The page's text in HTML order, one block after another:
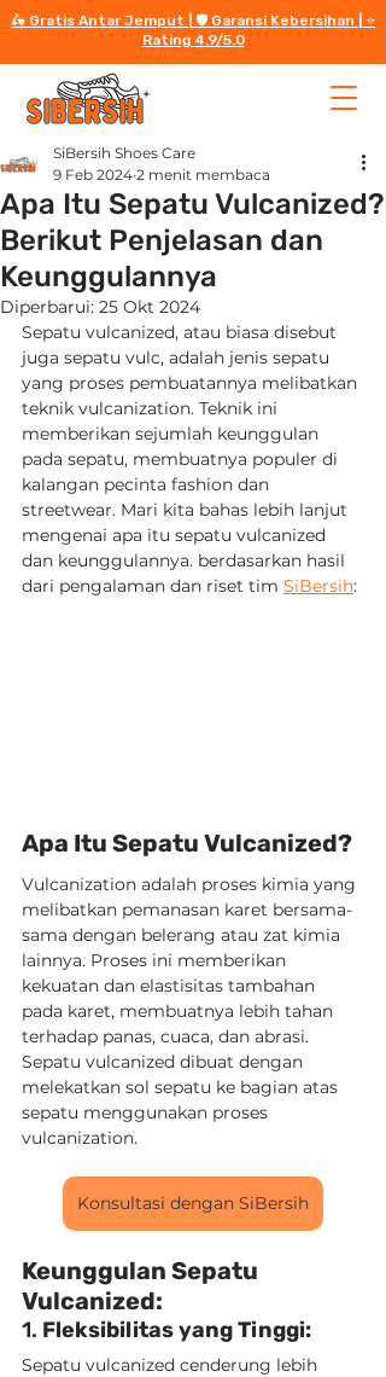
🛵 Gratis Antar Jemput | 🛡️ Garansi Kebersihan | ⭐️
Rating 4.9/5.0
Apa Itu Sepatu Vulcanized?
Berikut Penjelasan dan
Keunggulannya
SiBersih Shoes Care
9 Feb 2024 2 menit membaca
Diperbarui: 25 Okt 2024
Sepatu vulcanized, atau biasa disebut
juga sepatu vulc, adalah jenis sepatu
yang proses pembuatannya melibatkan
teknik vulcanization. Teknik ini
memberikan sejumlah keunggulan
pada sepatu, membuatnya populer di
kalangan pecinta fashion dan
streetwear. Mari kita bahas lebih lanjut
mengenai apa itu sepatu vulcanized
dan keunggulannya. berdasarkan hasil
dari pengalaman dan riset tim SiBersih:
Apa Itu Sepatu Vulcanized?
Vulcanization adalah proses kimia yang
melibatkan pemanasan karet bersama-
sama dengan belerang atau zat kimia
lainnya. Proses ini memberikan
kekuatan dan elastisitas tambahan
pada karet, membuatnya lebih tahan
terhadap panas, cuaca, dan abrasi.
Sepatu vulcanized dibuat dengan
melekatkan sol sepatu ke bagian atas
sepatu menggunakan proses
vulcanization.
Konsultasi dengan SiBersih
Keunggulan Sepatu
Vulcanized:
1. Fleksibilitas yang Tinggi:
Sepatu vulcanized cenderung lebih